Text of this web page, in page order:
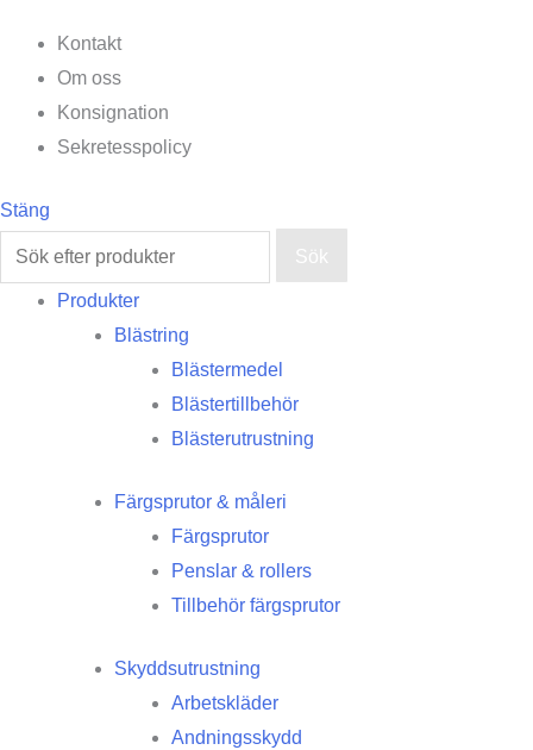
Kontakt
Om oss
Konsignation
Sekretesspolicy
Stäng
Sök
Produkter
Blästring
Blästermedel
Blästertillbehör
Blästerutrustning
Färgsprutor & måleri
Färgsprutor
Penslar & rollers
Tillbehör färgsprutor
Skyddsutrustning
Arbetskläder
Andningsskydd